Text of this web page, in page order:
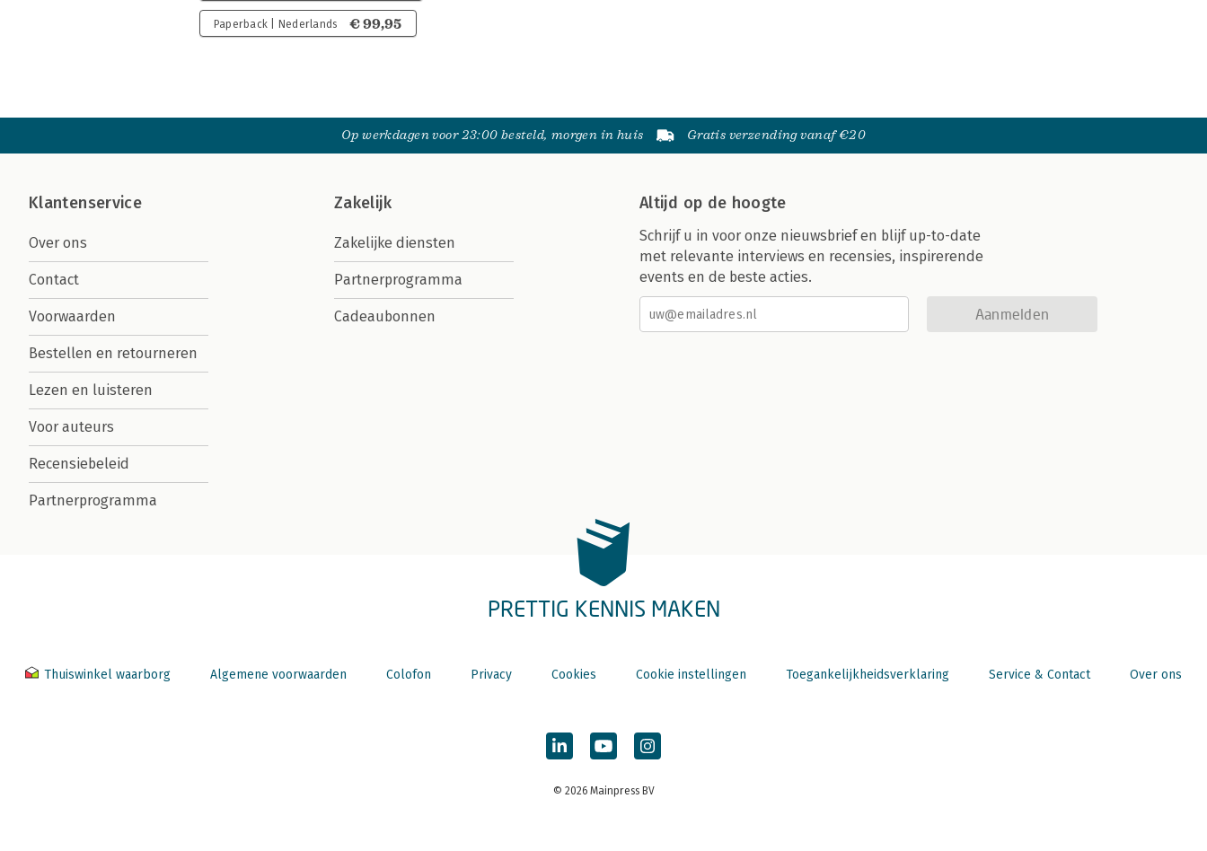
Paperback | Nederlands € 99,95
Op werkdagen voor 23:00 besteld, morgen in huis Gratis verzending vanaf €20
Klantenservice
Over ons
Contact
Voorwaarden
Bestellen en retourneren
Lezen en luisteren
Voor auteurs
Recensiebeleid
Partnerprogramma
Zakelijk
Zakelijke diensten
Partnerprogramma
Cadeaubonnen
Altijd op de hoogte
Schrijf u in voor onze nieuwsbrief en blijf up-to-date
met relevante interviews en recensies, inspirerende
events en de beste acties.
Aanmelden
PRETTIG KENNIS MAKEN
Thuiswinkel waarborg Algemene voorwaarden Colofon Privacy Cookies Cookie instellingen Toegankelijkheidsverklaring Service & Contact Over ons
© 2026 Mainpress BV